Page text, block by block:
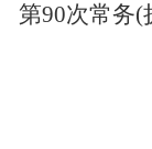
第90次常务(